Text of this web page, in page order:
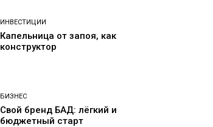
ИНВЕСТИЦИИ
Капельница от запоя, как
конструктор
БИЗНЕС
Свой бренд БАД: лёгкий и
бюджетный старт